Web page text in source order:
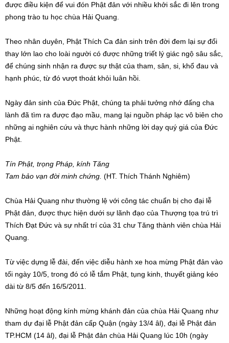
được điều kiện để vui đón Phật đản với nhiều khởi sắc đi lên trong
phong trào tu học chùa Hải Quang.
Theo nhân duyên, Phật Thích Ca đản sinh trên đời đem lại sự đổi
thay lớn lao cho loài người có được những triết lý giác ngộ sâu sắc,
để chúng sinh nhận ra được sự thật của tham, sân, si, khổ đau và
hạnh phúc, từ đó vượt thoát khỏi luân hồi.
Ngày đản sinh của Đức Phật, chúng ta phải tưởng nhớ đấng cha
lành đã tìm ra được đạo mầu, mang lại nguồn pháp lạc vô biên cho
những ai nghiên cứu và thực hành những lời dạy quý giá của Đức
Phật.
Tín Phật, trọng Pháp, kính Tăng
Tam bảo vạn đời minh chứng. (HT. Thích Thánh Nghiêm)
Chùa Hải Quang như thường lệ với công tác chuẩn bị cho đại lễ
Phật đản, được thực hiện dưới sự lãnh đạo của Thượng tọa trú trì
Thích Đạt Đức và sự nhất trí của 31 chư Tăng thành viên chùa Hải
Quang.
Từ việc dựng lễ đài, đến việc diễu hành xe hoa mừng Phật đản vào
tối ngày 10/5, trong đó có lễ tắm Phật, tụng kinh, thuyết giảng kéo
dài từ 8/5 đến 16/5/2011.
Những hoạt động kính mừng khánh đản của chùa Hải Quang như
tham dự đại lễ Phật đản cấp Quận (ngày 13/4 âl), đại lễ Phật đản
TP.HCM (14 âl), đại lễ Phật đản chùa Hải Quang lúc 10h (ngày